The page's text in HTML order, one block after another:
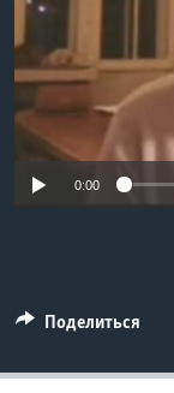
Learning English
СОЦИАЛЬНЫЕ СЕТИ
No
0:00
Поделиться